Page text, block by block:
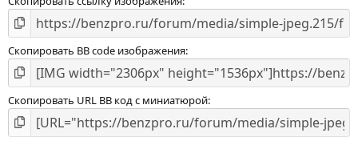
Скопировать BB code изображения
Скопировать URL BB код с миниатюрой